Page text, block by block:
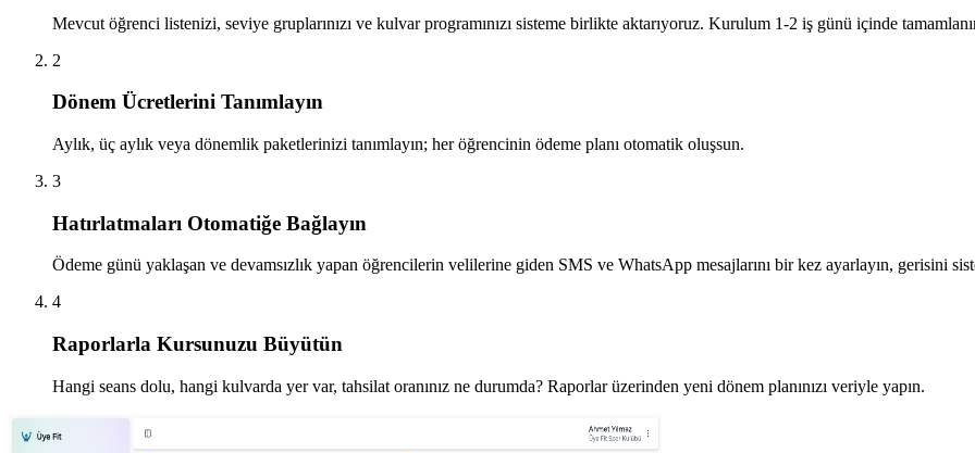
Mevcut öğrenci listenizi, seviye gruplarınızı ve kulvar programınızı sisteme birlikte aktarıyoruz. Kurulum 1-2 iş günü içinde
2
Dönem Ücretlerini Tanımlayın
Aylık, üç aylık veya dönemlik paketlerinizi tanımlayın; her öğrencinin ödeme planı otomatik oluşsun.
3
Hatırlatmaları Otomatiğe Bağlayın
Ödeme günü yaklaşan ve devamsızlık yapan öğrencilerin velilerine giden SMS ve WhatsApp mesajlarını bir kez ayarlayın, gerisini
4
Raporlarla Kursunuzu Büyütün
Hangi seans dolu, hangi kulvarda yer var, tahsilat oranınız ne durumda? Raporlar üzerinden yeni dönem planınızı veriyle yapın.